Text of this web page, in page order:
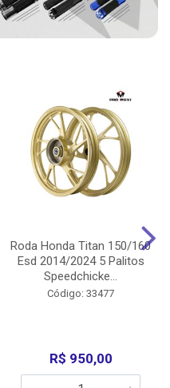
Roda Honda Titan 150/160
Esd 2014/2024 5 Palitos
Speedchicke...
Código: 33477
R$ 950,00